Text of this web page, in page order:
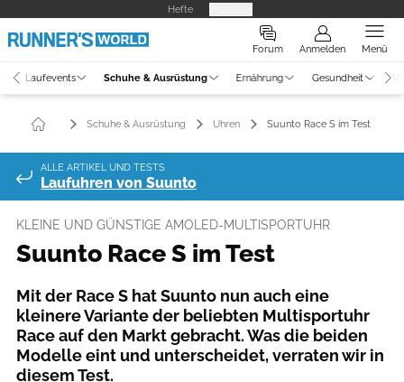
Hefte
Forum Anmelden Menü
Laufevents Schuhe & Ausrüstung Ernährung Gesundheit
Schuhe & Ausrüstung Uhren Suunto Race S im Test
ALLE ARTIKEL UND TESTS
Laufuhren von Suunto
KLEINE UND GÜNSTIGE AMOLED-MULTISPORTUHR
Suunto Race S im Test
Mit der Race S hat Suunto nun auch eine
kleinere Variante der beliebten Multisportuhr
Race auf den Markt gebracht. Was die beiden
Modelle eint und unterscheidet, verraten wir in
diesem Test.